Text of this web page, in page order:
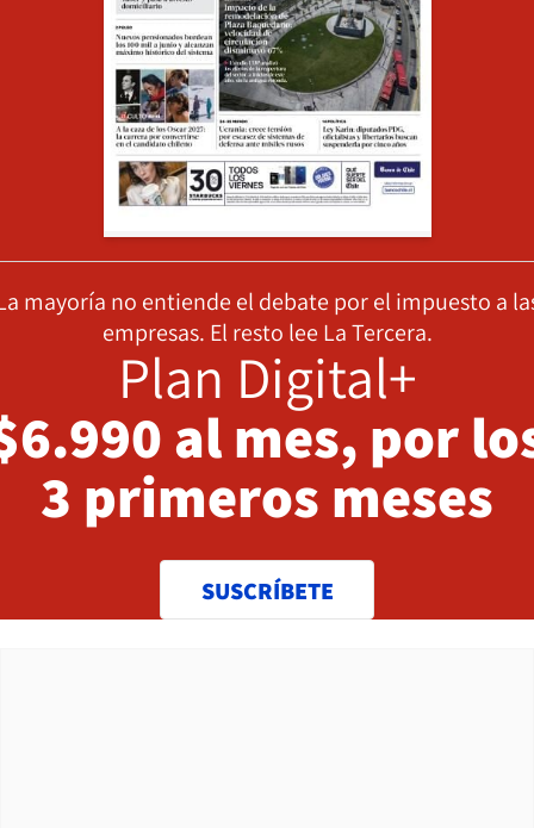
mayoría no entiende el debate por el impuesto a
empresas. El resto lee La Tercera.
Plan Digital+
al mes, por
3 primeros meses
SUSCRÍBETE